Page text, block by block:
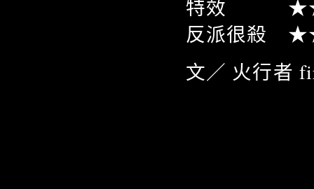
特效
反派很
文／ 火行者